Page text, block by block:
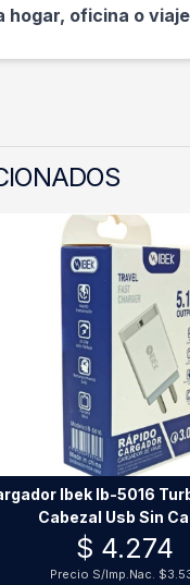
hogar, oficina o
Ibek Ib-5016
Cabezal Usb Sin
$ 4.274
Precio S/Imp.Nac.